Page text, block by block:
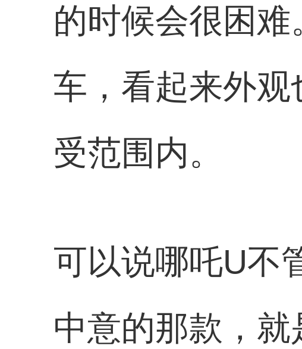
的时候会很困
车，看起来外
受范围内。
可以说哪吒U不
中意的那款，